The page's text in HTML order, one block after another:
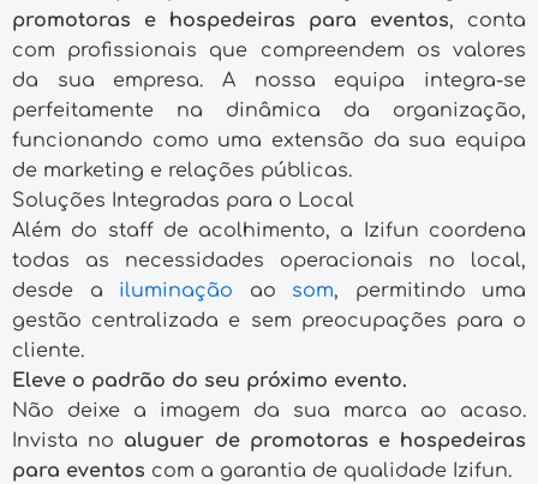
promotoras e hospedeiras para eventos, conta
com profissionais que compreendem os valores
da sua empresa. A nossa equipa integra-se
perfeitamente na dinâmica da organização,
funcionando como uma extensão da sua equipa
de marketing e relações públicas.
Soluções Integradas para o Local
Além do staff de acolhimento, a Izifun coordena
todas as necessidades operacionais no local,
desde a iluminação ao som, permitindo uma
gestão centralizada e sem preocupações para o
cliente.
Eleve o padrão do seu próximo evento.
Não deixe a imagem da sua marca ao acaso.
Invista no aluguer de promotoras e hospedeiras
para eventos com a garantia de qualidade Izifun.